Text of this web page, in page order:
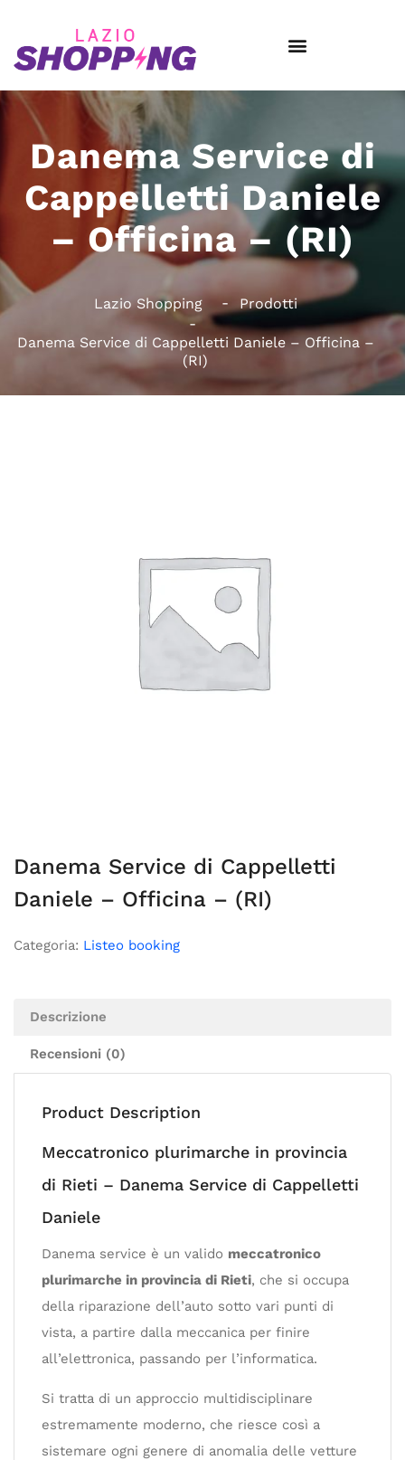
Danema Service di
Cappelletti Daniele
– Officina – (RI)
Lazio Shopping Prodotti
Danema Service di Cappelletti Daniele – Officina –
(RI)
Danema Service di Cappelletti
Daniele – Officina – (RI)
Categoria: Listeo booking
Descrizione
Recensioni (0)
Product Description
Meccatronico plurimarche in provincia
di Rieti – Danema Service di Cappelletti
Daniele
Danema service è un valido meccatronico
plurimarche in provincia di Rieti, che si occupa
della riparazione dell’auto sotto vari punti di
vista, a partire dalla meccanica per finire
all’elettronica, passando per l’informatica.
Si tratta di un approccio multidisciplinare
estremamente moderno, che riesce così a
sistemare ogni genere di anomalia delle vetture